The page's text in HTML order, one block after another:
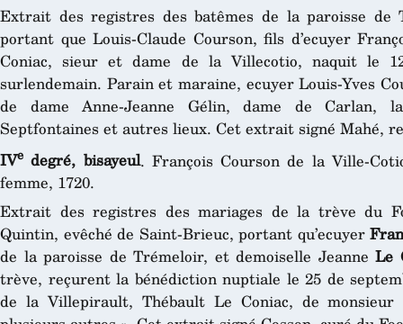
Extrait des registres des batêmes de la paroisse de
portant que Louis-Claude Courson, fils d’ecuyer
Coniac, sieur et dame de la Villecotio, naquit le
surlendemain. Parain et maraine, ecuyer Louis-Yves
de dame Anne-Jeanne Gélin, dame de Carlan,
Septfontaines et autres lieux. Cet extrait signé Mahé,
IVe degré, bisayeul. François Courson de la Ville-
femme, 1720.
Extrait des registres des mariages de la trève du
Quintin, evêché de Saint-Brieuc, portant qu’ecuyer
de la paroisse de Trémeloir, et demoiselle Jeanne Le
trève, reçurent la bénédiction nuptiale le 25 de
de la Villepirault, Thébault Le Coniac, de